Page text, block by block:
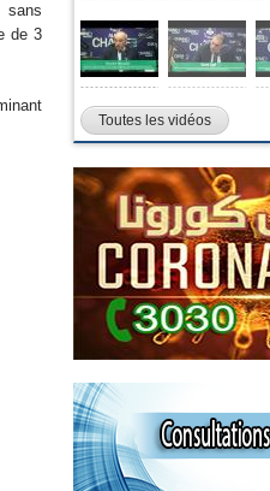
de 3
Toutes les vidéos